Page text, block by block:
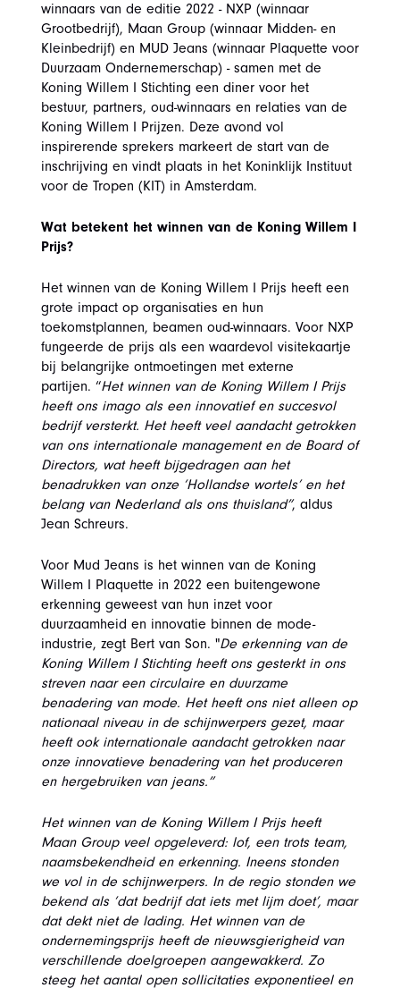
winnaars van de editie 2022 - NXP (winnaar
Grootbedrijf), Maan Group (winnaar Midden- en
Kleinbedrijf) en MUD Jeans (winnaar Plaquette voor
Duurzaam Ondernemerschap) - samen met de
Koning Willem I Stichting een diner voor het
bestuur, partners, oud-winnaars en relaties van de
Koning Willem I Prijzen. Deze avond vol
inspirerende sprekers markeert de start van de
inschrijving en vindt plaats in het Koninklijk Instituut
voor de Tropen (KIT) in Amsterdam.
Wat betekent het winnen van de Koning Willem I
Prijs?
Het winnen van de Koning Willem I Prijs heeft een
grote impact op organisaties en hun
toekomstplannen, beamen oud-winnaars. Voor NXP
fungeerde de prijs als een waardevol visitekaartje
bij belangrijke ontmoetingen met externe
partijen. “Het winnen van de Koning Willem I Prijs
heeft ons imago als een innovatief en succesvol
bedrijf versterkt. Het heeft veel aandacht getrokken
van ons internationale management en de Board of
Directors, wat heeft bijgedragen aan het
benadrukken van onze ‘Hollandse wortels’ en het
belang van Nederland als ons thuisland”, aldus
Jean Schreurs.
Voor Mud Jeans is het winnen van de Koning
Willem I Plaquette in 2022 een buitengewone
erkenning geweest van hun inzet voor
duurzaamheid en innovatie binnen de mode-
industrie, zegt Bert van Son. "De erkenning van de
Koning Willem I Stichting heeft ons gesterkt in ons
streven naar een circulaire en duurzame
benadering van mode. Het heeft ons niet alleen op
nationaal niveau in de schijnwerpers gezet, maar
heeft ook internationale aandacht getrokken naar
onze innovatieve benadering van het produceren
en hergebruiken van jeans.”
Het winnen van de Koning Willem I Prijs heeft
Maan Group veel opgeleverd: lof, een trots team,
naamsbekendheid en erkenning. Ineens stonden
we vol in de schijnwerpers. In de regio stonden we
bekend als ‘dat bedrijf dat iets met lijm doet’, maar
dat dekt niet de lading. Het winnen van de
ondernemingsprijs heeft de nieuwsgierigheid van
verschillende doelgroepen aangewakkerd. Zo
steeg het aantal open sollicitaties exponentieel en